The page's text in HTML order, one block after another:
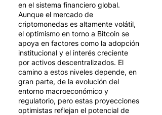
en el sistema financiero global.
Aunque el mercado de
criptomonedas es altamente volátil,
el optimismo en torno a Bitcoin se
apoya en factores como la adopción
institucional y el interés creciente
por activos descentralizados. El
camino a estos niveles depende, en
gran parte, de la evolución del
entorno macroeconómico y
regulatorio, pero estas proyecciones
optimistas reflejan el potencial de